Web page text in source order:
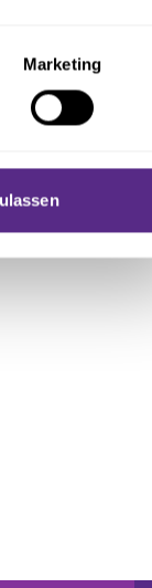
imAbschnitt
zu können
unserer
Marketing